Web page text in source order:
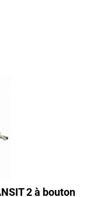
2 à bouton